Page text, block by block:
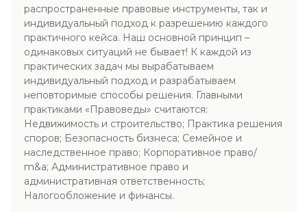
распространенные правовые инструменты, так и
индивидуальный подход к разрешению каждого
практичного кейса. Наш основной принцип –
одинаковых ситуаций не бывает! К каждой из
практических задач мы вырабатываем
индивидуальный подход и разрабатываем
неповторимые способы решения. Главными
практиками «Правоведы» считаются:
Недвижимость и строительство; Практика решения
споров; Безопасность бизнеса; Семейное и
наследственное право; Корпоративное право/
m&a; Административное право и
административная ответственность;
Налогообложение и финансы.